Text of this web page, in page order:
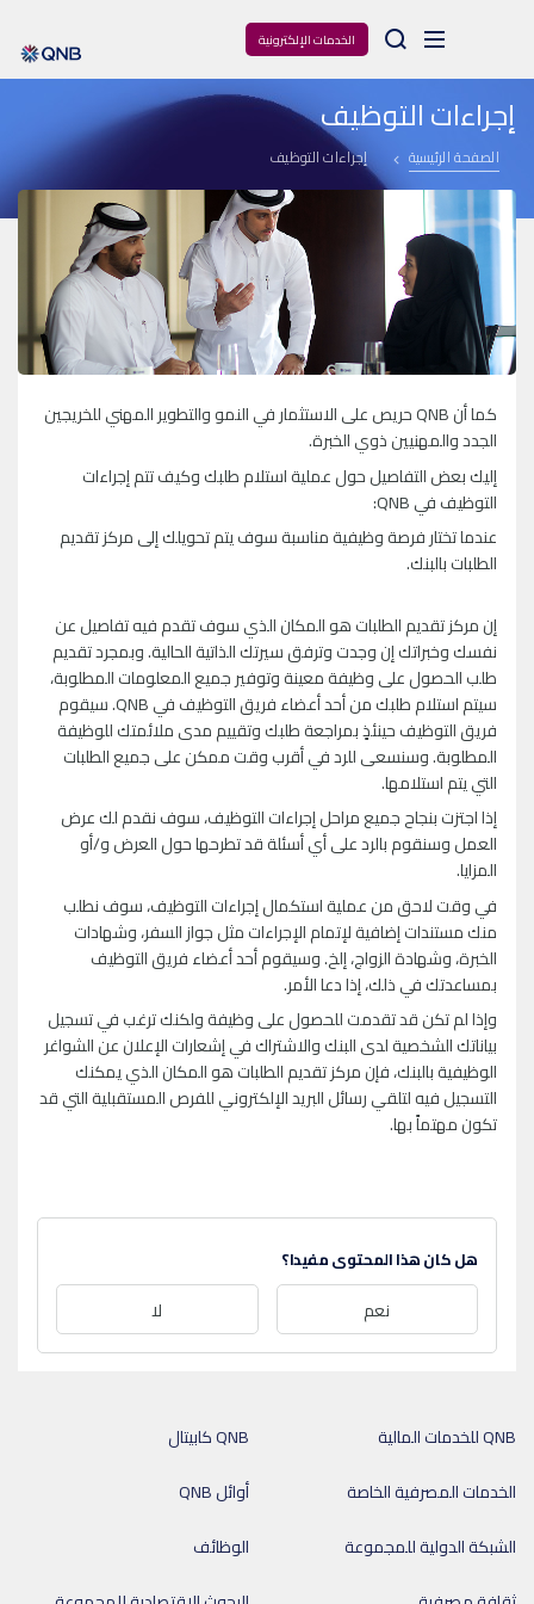
الخدمات الإلكترونية Arama
إجراءات التوظيف
الصفحة الرئيسية إجراءات التوظيف
كما أنQNBحريص على الاستثمار في النمو والتطوير المهني للخريجين
الجدد والمهنيين ذوي الخبرة.
إليك بعض التفاصيل حول عملية استلام طلبك وكيف تتم إجراءات
التوظيف فيQNB
:
عندما تختار فرصة وظيفية مناسبة سوف يتم تحويلك إلى مركز تقديم
الطلبات بالبنك.
إن مركز تقديم الطلبات هو المكان الذي سوف تقدم فيه تفاصيل عن
نفسك وخبراتك إن وجدت وترفق سيرتك الذاتية الحالية. وبمجرد تقديم
طلب الحصول على وظيفة معينة وتوفير جميع المعلومات المطلوبة،
سيتم استلام طلبك من أحد أعضاء فريق التوظيف فيQNB. سيقوم
فريق التوظيف حينئذٍ بمراجعة طلبك وتقييم مدى ملائمتك للوظيفة
المطلوبة. وسنسعى للرد في أقرب وقت ممكن على جميع الطلبات
التي يتم استلامها.
إذا اجتزت بنجاح جميع مراحل إجراءات التوظيف، سوف نقدم لك عرض
العمل وسنقوم بالرد على أي أسئلة قد تطرحها حول العرض و/أو
المزايا.
في وقت لاحق من عملية استكمال إجراءات التوظيف، سوف نطلب
منك مستندات إضافية لإتمام الإجراءات مثل جواز السفر، وشهادات
الخبرة، وشهادة الزواج، إلخ. وسيقوم أحد أعضاء فريق التوظيف
بمساعدتك في ذلك، إذا دعا الأمر.
وإذا لم تكن قد تقدمت للحصول على وظيفة ولكنك ترغب في تسجيل
بياناتك الشخصية لدى البنك والاشتراك في إشعارات الإعلان عن الشواغر
الوظيفية بالبنك، فإن مركز تقديم الطلبات هو المكان الذي يمكنك
التسجيل فيه لتلقي رسائل البريد الإلكتروني للفرص المستقبلية التي قد
تكون مهتماً بها.
هل كان هذا المحتوى مفيدا؟
نعم لا
QNB كابيتال
QNB للخدمات المالية
أوائل QNB
الخدمات المصرفية الخاصة
الوظائف
الشبكة الدولية للمجموعة